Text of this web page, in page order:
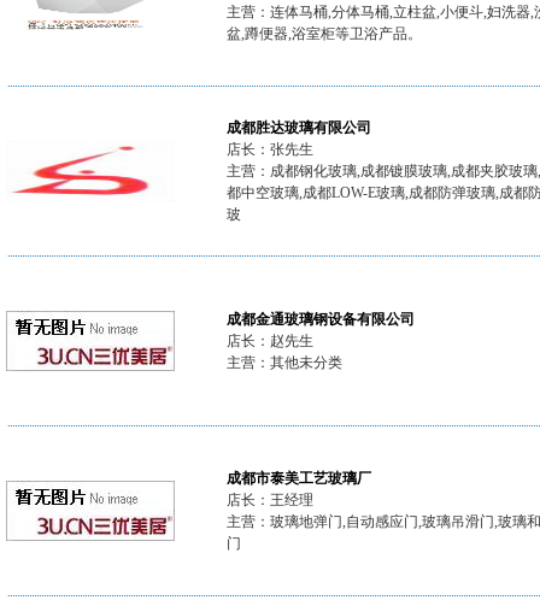
主营：连体马桶,分体马桶,立柱盆,小便斗,妇洗器,
盆,蹲便器,浴室柜等卫浴产品。
成都胜达玻璃有限公司
店长：张先生
主营：成都钢化玻璃,成都镀膜玻璃,成都夹胶玻璃
都中空玻璃,成都LOW-E玻璃,成都防弹玻璃,成都
玻
成都金通玻璃钢设备有限公司
店长：赵先生
主营：其他未分类
成都市泰美工艺玻璃厂
店长：王经理
主营：玻璃地弹门,自动感应门,玻璃吊滑门,玻璃
门